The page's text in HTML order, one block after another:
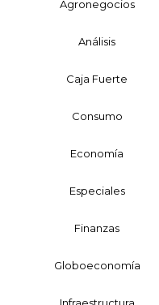
Agronegocios
Análisis
Caja Fuerte
Consumo
Economía
Especiales
Finanzas
Globoeconomía